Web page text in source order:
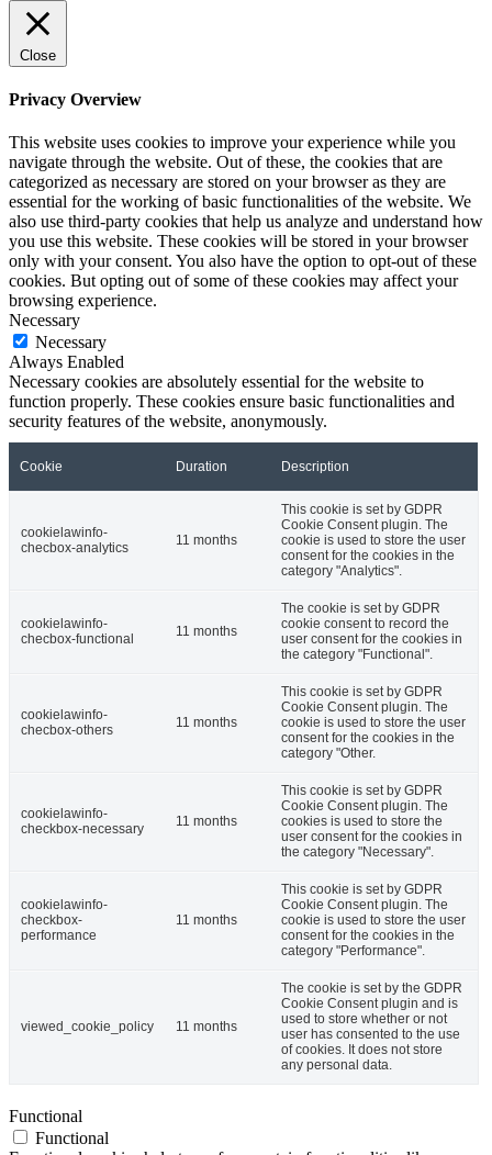
Close
Privacy Overview
This website uses cookies to improve your experience while you
navigate through the website. Out of these, the cookies that are
categorized as necessary are stored on your browser as they are
essential for the working of basic functionalities of the website. We
also use third-party cookies that help us analyze and understand how
you use this website. These cookies will be stored in your browser
only with your consent. You also have the option to opt-out of these
cookies. But opting out of some of these cookies may affect your
browsing experience.
Necessary
Necessary
Always Enabled
Necessary cookies are absolutely essential for the website to
function properly. These cookies ensure basic functionalities and
security features of the website, anonymously.
Cookie Duration Description
cookielawinfo-
checbox-analytics
11 months
This cookie is set by GDPR
Cookie Consent plugin. The
cookie is used to store the user
consent for the cookies in the
category "Analytics".
cookielawinfo-
checbox-functional
11 months
The cookie is set by GDPR
cookie consent to record the
user consent for the cookies in
the category "Functional".
cookielawinfo-
checbox-others
11 months
This cookie is set by GDPR
Cookie Consent plugin. The
cookie is used to store the user
consent for the cookies in the
category "Other.
cookielawinfo-
checkbox-necessary
11 months
This cookie is set by GDPR
Cookie Consent plugin. The
cookies is used to store the
user consent for the cookies in
the category "Necessary".
cookielawinfo-
checkbox-
performance
11 months
This cookie is set by GDPR
Cookie Consent plugin. The
cookie is used to store the user
consent for the cookies in the
category "Performance".
viewed_cookie_policy 11 months
The cookie is set by the GDPR
Cookie Consent plugin and is
used to store whether or not
user has consented to the use
of cookies. It does not store
any personal data.
Functional
Functional